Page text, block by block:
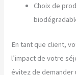
Choix de
En tant que client,
l’impact de votre
évitez de demander